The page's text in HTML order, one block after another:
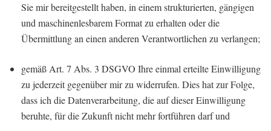
Sie mir bereitgestellt haben, in einem strukturierten, gängigen
und maschinenlesbarem Format zu erhalten oder die
Übermittlung an einen anderen Verantwortlichen zu verlangen;
gemäß Art. 7 Abs. 3 DSGVO Ihre einmal erteilte Einwilligung
zu jederzeit gegenüber mir zu widerrufen. Dies hat zur Folge,
dass ich die Datenverarbeitung, die auf dieser Einwilligung
beruhte, für die Zukunft nicht mehr fortführen darf und